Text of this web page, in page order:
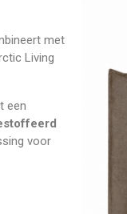
met
Living
een
voor